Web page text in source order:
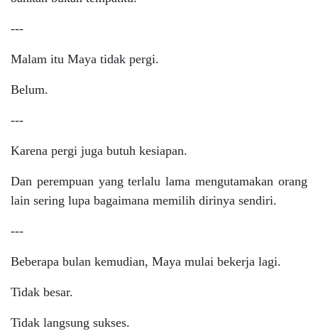
---
Malam itu Maya tidak pergi.
Belum.
---
Karena pergi juga butuh kesiapan.
Dan perempuan yang terlalu lama mengutamakan orang
lain sering lupa bagaimana memilih dirinya sendiri.
---
Beberapa bulan kemudian, Maya mulai bekerja lagi.
Tidak besar.
Tidak langsung sukses.